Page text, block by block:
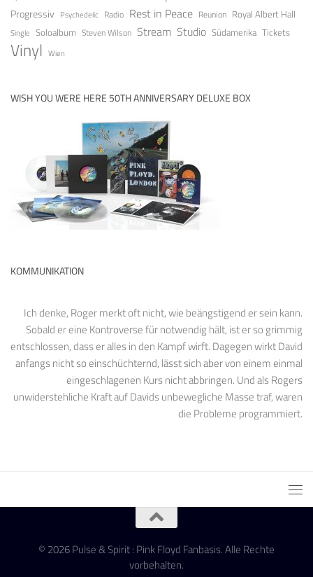
Progressiv Psychedelic Radio Rest in Peace Reunion Royal Albert Hall
Single Soloalbum Steven Wilson Stream Studio Südamerika Tickets
Vinyl Wien
WISH YOU WERE HERE 50TH ANNIVERSARY DELUXE BOX
KOMMUNIKATION
Ich denke, Roger merkt oft nicht, wie beängstigend er sein kann.
Sobald er eine Kontroverse für notwendig hält, ist er so grimmig
entschlossen, dass er alles in den Kampf wirft. Dagegen wirkt David
anfangs nicht so einschüchternd, lässt sich aber von einem einmal
eingeschlagenen Kurs nicht abbringen. Und als Rogers
unwiderstehliche Kraft auf Davids unbewegliche Masse traf, waren
die Probleme programmiert.
© 2026 Pulse & Spirit : Pink Floyd Fanbasis. Alle Rechte
vorbehalten.